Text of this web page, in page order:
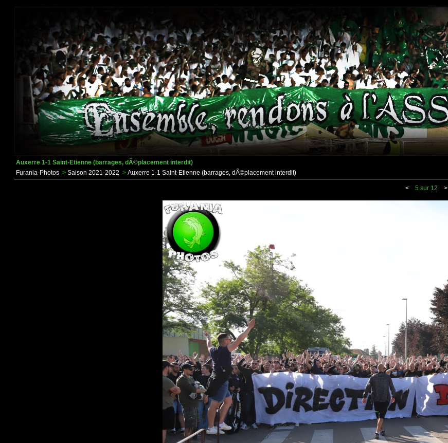
Auxerre 1-1 Saint-Etienne (barrages, dÃ©placement interdit)
Furania-Photos > Saison 2021-2022 > Auxerre 1-1 Saint-Etienne (barrages, dÃ©placement interdit)
<5 sur 12 >